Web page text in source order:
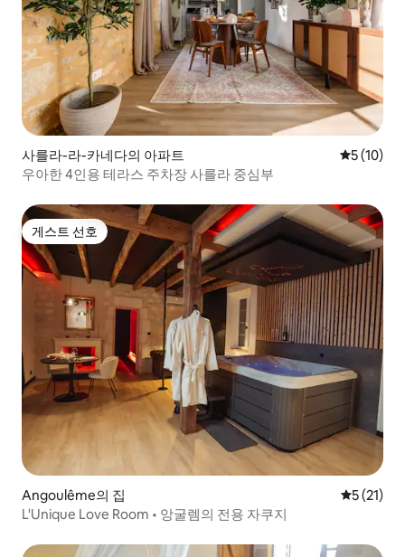
사를라-라-카네다의 아파트 평점 5점
5 (10)
우아한 4인용 테라스 주차장 사를라 중심부
게스트 선호
게스트 선호
Angoulême의 집 평점 5점
5 (21)
L'Unique Love Room • 앙굴렘의 전용 자쿠지